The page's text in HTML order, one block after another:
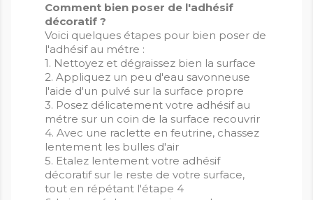
Comment bien poser de l'adhésif
décoratif ?
Voici quelques étapes pour bien poser de
l'adhésif au métre :
1. Nettoyez et dégraissez bien la surface
2. Appliquez un peu d'eau savonneuse
l'aide d'un pulvé sur la surface propre
3. Posez délicatement votre adhésif au
métre sur un coin de la surface recouvrir
4. Avec une raclette en feutrine, chassez
lentement les bulles d'air
5. Etalez lentement votre adhésif
décoratif sur le reste de votre surface,
tout en répétant l'étape 4